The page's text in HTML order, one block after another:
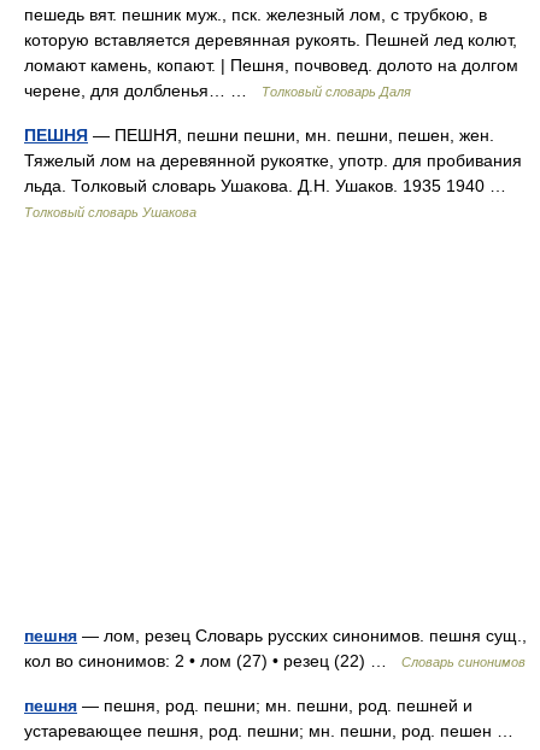
пешедь вят. пешник муж., пск. железный лом, с трубкою, в
которую вставляется деревянная рукоять. Пешней лед колют,
ломают камень, копают. | Пешня, почвовед. долото на долгом
черене, для долбленья… …
Толковый словарь Даля
ПЕШНЯ — ПЕШНЯ, пешни пешни, мн. пешни, пешен, жен.
Тяжелый лом на деревянной рукоятке, употр. для пробивания
льда. Толковый словарь Ушакова. Д.Н. Ушаков. 1935 1940 …
Толковый словарь Ушакова
пешня — лом, резец Словарь русских синонимов. пешня сущ.,
кол во синонимов: 2 • лом (27) • резец (22) …
Словарь синонимов
пешня — пешня, род. пешни; мн. пешни, род. пешней и
устаревающее пешня, род. пешни; мн. пешни, род. пешен …